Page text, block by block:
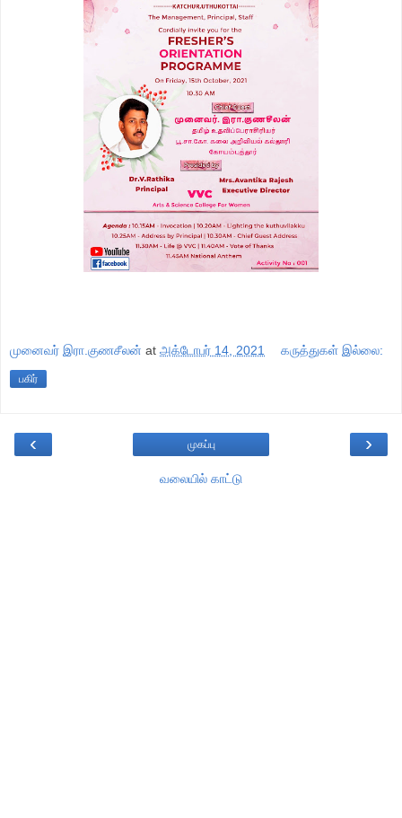
முனைவர் இரா.குணசீலன் at அக்டோபர் 14, 2021 கருத்துகள் இல்லை:
பகிர்
‹ ›
முகப்பு
வலையில் காட்டு